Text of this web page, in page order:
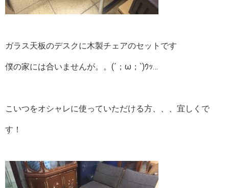
ガラス天板のデスクに木製チェアのセットです
僕の家には合いませんが。。(´；ω；`)ｳｯ…
こいつをオシャレに使っていただける方、、、宜しくで
す！